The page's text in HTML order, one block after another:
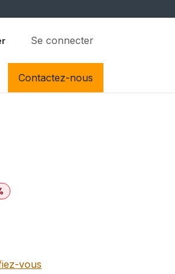
Se connecter
Contactez-nous
vous